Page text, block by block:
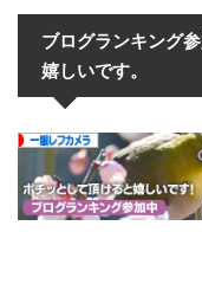
ブログランキング
嬉しいです。